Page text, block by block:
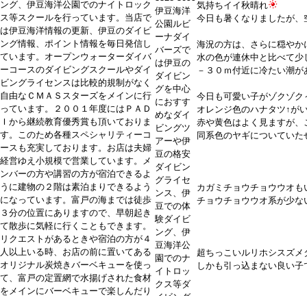
ング、伊豆海洋公園でのナイトロック
ス等スクールを行っています。当店で
は伊豆海洋情報の更新、伊豆のダイビ
ング情報、ポイント情報を毎日発信し
ています。オープンウォーターダイバ
ーコースのダイビングスクールやダイ
ビングライセンスは比較的規制がなく
自由なＣＭＡＳスターズをメインに行
っています。２００１年度にはＰＡＤ
Ｉから継続教育優秀賞も頂いておりま
す。このため各種スペシャリティーコ
ースも充実しております。お店は夫婦
経営ゆえ小規模で営業しています。メ
ンバーの方や講習の方が宿泊できるよ
うに建物の２階は素泊まりできるよう
になっています。富戸の海までは徒歩
３分の位置にありますので、早朝起き
て散歩に気軽に行くこともできます。
リクエストがあるときや宿泊の方が４
人以上いる時、お店の前に置いてある
オリジナル炭焼きバーベキューを使っ
て、富戸の定置網で水揚げされた食材
をメインにバーベキューで楽しんだり
気持ちイイ秋晴れ
今日も暑くなりましたが
海況の方は、さらに穏や
水の色が連休中と比べて
－３０ｍ付近に冷たい潮
今日も可愛い子がゾクゾク
オレンジ色のハナタツ↑が
赤や黄色はよく見ますが
同系色のヤギについてい
カガミチョウチョウウオ
チョウチョウウオ系が少
超ちっこいルリホシスズ
しかも引っ込まない良い子
伊豆海洋
公園ルビ
ーナダイ
バーズで
は伊豆の
ダイビン
グを中心
におすす
めなダイ
ビングツ
アーや伊
豆の格安
ダイビン
グライセ
ンス、伊
豆での体
験ダイビ
ング、伊
豆海洋公
園でのナ
イトロッ
クス等ダ